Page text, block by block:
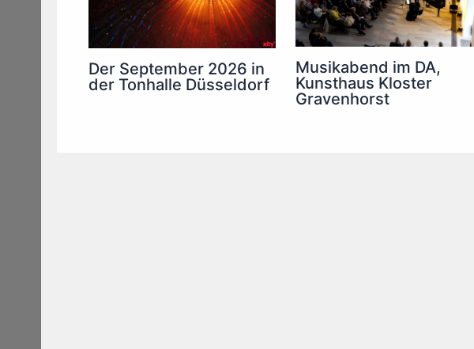
Der September 2026 in
der Tonhalle Düsseldorf
Musikabend im DA,
Kunsthaus Kloster
Gravenhorst